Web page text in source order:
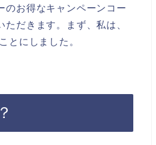
のお得なキャンペーンコー
だきます。まず、私は、
とにしました。